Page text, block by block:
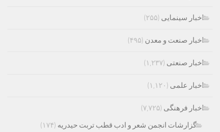
اخبار سینمایی (۲۵۵)
اخبار صنعت و معدن (۴۹۵)
اخبار صنعتی (۱,۲۳۷)
اخبار علمی (۱,۱۲۰)
اخبار فرهنگی (۷,۷۲۵)
گزارشات انجمن شعر و ادب قطب تربت حیدریه (۱۷۴)